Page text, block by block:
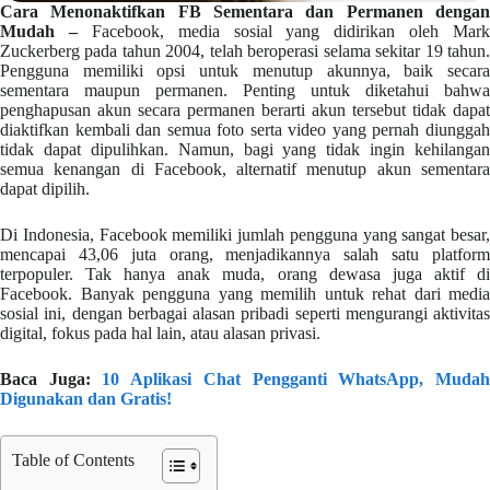
Cara Menonaktifkan FB Sementara dan Permanen dengan
Mudah –Facebook, media sosial yang didirikan oleh Mark
Zuckerberg pada tahun 2004, telah beroperasi selama sekitar 19 tahun.
Pengguna memiliki opsi untuk menutup akunnya, baik secara
sementara maupun permanen. Penting untuk diketahui bahwa
penghapusan akun secara permanen berarti akun tersebut tidak dapat
diaktifkan kembali dan semua foto serta video yang pernah diunggah
tidak dapat dipulihkan. Namun, bagi yang tidak ingin kehilangan
semua kenangan di Facebook, alternatif menutup akun sementara
dapat dipilih.
Di Indonesia, Facebook memiliki jumlah pengguna yang sangat besar,
mencapai 43,06 juta orang, menjadikannya salah satu platform
terpopuler. Tak hanya anak muda, orang dewasa juga aktif di
Facebook. Banyak pengguna yang memilih untuk rehat dari media
sosial ini, dengan berbagai alasan pribadi seperti mengurangi aktivitas
digital, fokus pada hal lain, atau alasan privasi.
Baca Juga:
10 Aplikasi Chat Pengganti WhatsApp, Mudah
Digunakan dan Gratis!
Table of Contents